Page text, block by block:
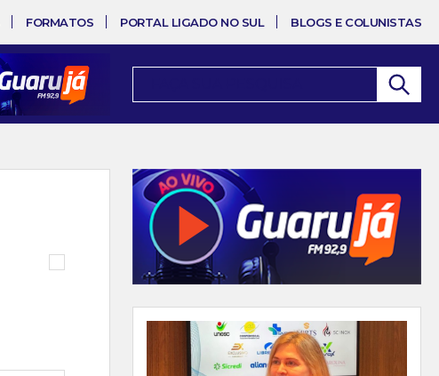
FORMATOS PORTAL LIGADO NO SUL BLOGS E COLUNISTAS